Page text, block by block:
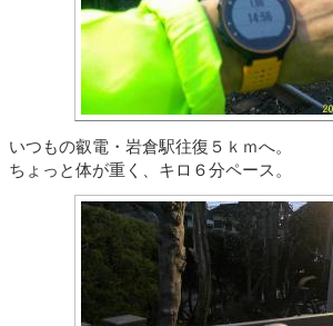
いつもの叡電・岩倉駅往復５ｋｍへ。
ちょっと体が重く、キロ６分ペース。